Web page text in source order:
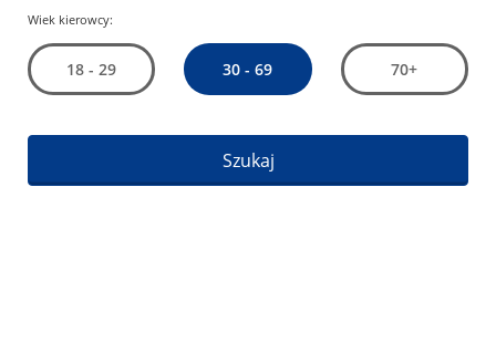
Wiek kierowcy:
18 - 29 30 - 69 70+
Szukaj